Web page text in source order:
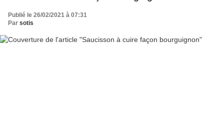
Publié le 26/02/2021 à 07:31
Par sotis